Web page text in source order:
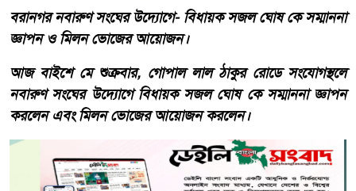
বরানগর নবারুণ সংঘের উদ্যোগে- বিধায়ক সজল ঘোষ কে সম্মাননা
জ্ঞাপন ও মিলন ভোজের আয়োজন।
আজ বাইশে মে শুক্রবার, গোপাল লাল ঠাকুর রোডে সংযোগস্থলে
নবারুণ সংঘের উদ্যোগে বিধায়ক সজল ঘোষ কে সম্মাননা জ্ঞাপন
করলেন এবং মিলন ভোজের আয়োজন করলেন।